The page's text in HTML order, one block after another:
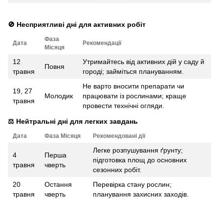
🚫 Несприятливі дні для активних робіт
Дата
Фаза
Місяця
Рекомендації
12
травня
Повня
Утримайтесь від активних дій у саду й
городі; займіться плануванням.
19, 27
травня
Молодик
Не варто вносити препарати чи
працювати із рослинами; краще
провести технічні огляди.
⚖️ Нейтральні дні для легких завдань
Дата Фаза Місяця Рекомендовані дії
4
травня
Перша
чверть
Легке розпушування ґрунту;
підготовка площ до основних
сезонних робіт.
20
травня
Остання
чверть
Перевірка стану рослин;
планування захисних заходів.